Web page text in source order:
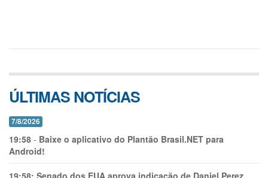
ÚLTIMAS NOTÍCIAS
7/8/2026
19:58 - Baixe o aplicativo do Plantão Brasil.NET para
Android!
19:58: Senado dos EUA aprova indicação de Daniel Perez